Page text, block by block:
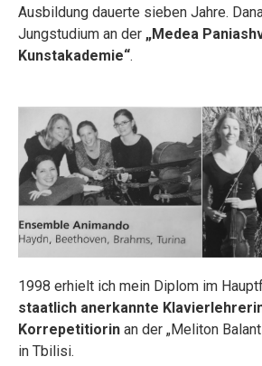
Ausbildung dauerte sieben Jahre.
Jungstudium an der „Medea
Kunstakademie“.
1998 erhielt ich mein Diplom im
staatlich anerkannte
Korrepetitiorin an der „Meliton
in Tbilisi.